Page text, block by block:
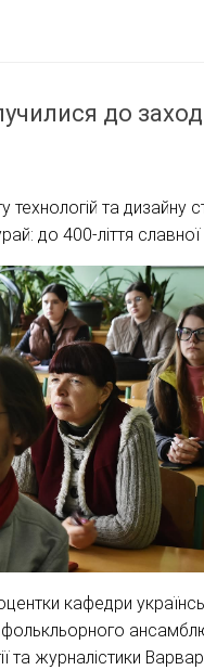
до
технологій та дизайну
до 400-ліття славної
кафедри
фолькльорного
та журналістики